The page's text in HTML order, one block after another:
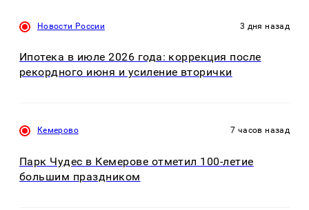
Новости России 3 дня назад
Ипотека в июле 2026 года: коррекция после
рекордного июня и усиление вторички
Кемерово 7 часов назад
Парк Чудес в Кемерове отметил 100-летие
большим праздником